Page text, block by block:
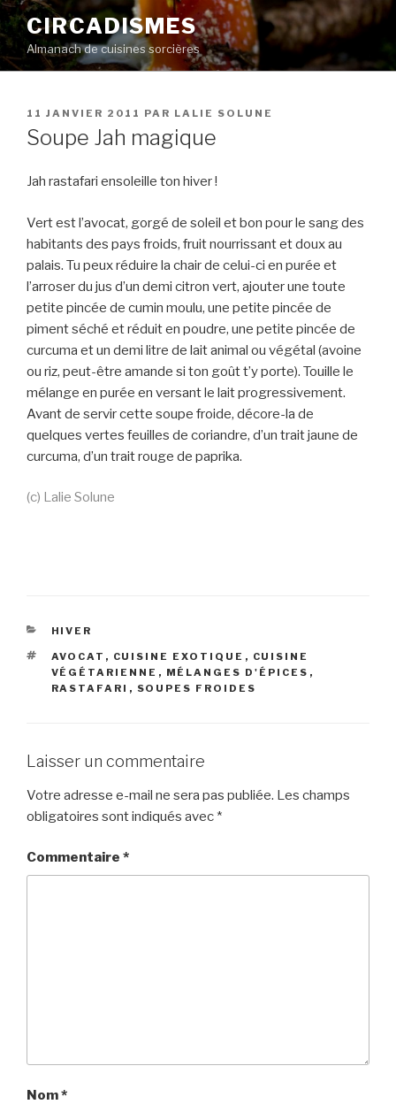
Aller
au
contenu
principal
CIRCADISMES
Almanach de cuisines sorcières
PUBLIÉ
LE
11 JANVIER 2011 PAR LALIE SOLUNE
Soupe Jah magique
Jah rastafari ensoleille ton hiver !
Vert est l’avocat, gorgé de soleil et bon pour le sang des
habitants des pays froids, fruit nourrissant et doux au
palais. Tu peux réduire la chair de celui-ci en purée et
l’arroser du jus d’un demi citron vert, ajouter une toute
petite pincée de cumin moulu, une petite pincée de
piment séché et réduit en poudre, une petite pincée de
curcuma et un demi litre de lait animal ou végétal (avoine
ou riz, peut-être amande si ton goût t’y porte). Touille le
mélange en purée en versant le lait progressivement.
Avant de servir cette soupe froide, décore-la de
quelques vertes feuilles de coriandre, d’un trait jaune de
curcuma, d’un trait rouge de paprika.
(c) Lalie Solune
CATÉGORIES
HIVER
ÉTIQUETTES
AVOCAT , CUISINE EXOTIQUE , CUISINE
VÉGÉTARIENNE , MÉLANGES D'ÉPICES ,
RASTAFARI , SOUPES FROIDES
Laisser un commentaire
Votre adresse e-mail ne sera pas publiée. Les champs
obligatoires sont indiqués avec *
Commentaire *
Nom*